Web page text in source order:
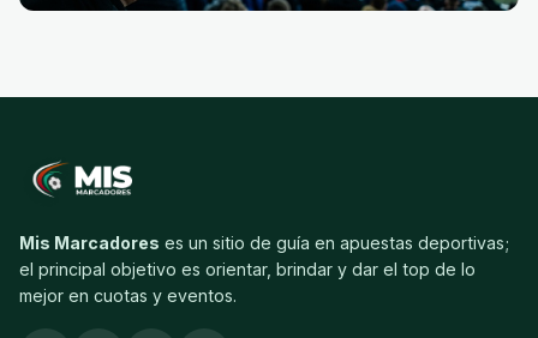
Mis Marcadores es un sitio de guía en apuestas deportivas;
el principal objetivo es orientar, brindar y dar el top de lo
mejor en cuotas y eventos.